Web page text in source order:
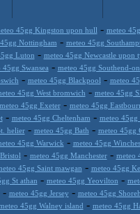
45gg Kingston upon hull - meteo
Nottingham - meteo 45gg
Luton - meteo 45gg Newcastle upon
45gg Swansea - meteo 45gg Southend-
- meteo 45gg Blackpool - meteo
45gg West bromwich - meteo 45gg
meteo 45gg Exeter- meteo 45gg
- meteo 45gg Cheltenham - meteo 45gg
helier- meteo 45gg Bath - meteo 45gg
45gg Warwick - meteo 45gg
- meteo 45gg Manchester- meteo
45gg Saint mawgan - meteo 45gg
St athan - meteo 45gg Yeovilton -
- meteo 45gg Jersey - meteo 45gg
45gg Walney island - meteo 45gg